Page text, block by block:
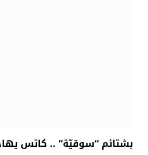
بشتائم “سوقيّة” .. كاتس